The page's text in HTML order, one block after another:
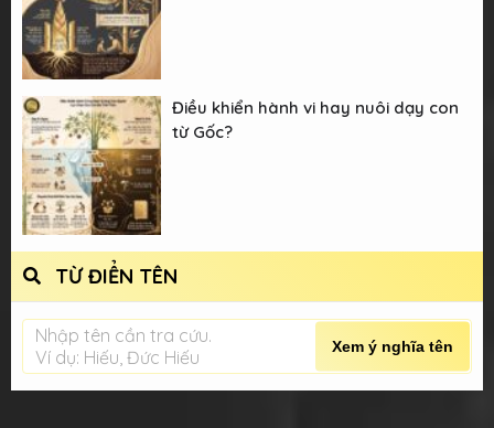
Điều khiển hành vi hay nuôi dạy con
từ Gốc?
TỪ ĐIỂN TÊN
Nhập tên cần tra cứu.
Ví dụ: Hiếu, Đức Hiếu
Xem ý nghĩa tên